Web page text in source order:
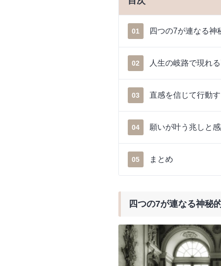
01 四つの7が連なる神
02 人生の岐路で現れ
03 直感を信じて行動
04 願いが叶う兆しと
05 まとめ
四つの7が連なる神秘